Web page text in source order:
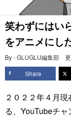
笑わずにはい
をアニメにし
By - GLUGLU編集部
Share
２０２２年４月
る、YouTubeチャ